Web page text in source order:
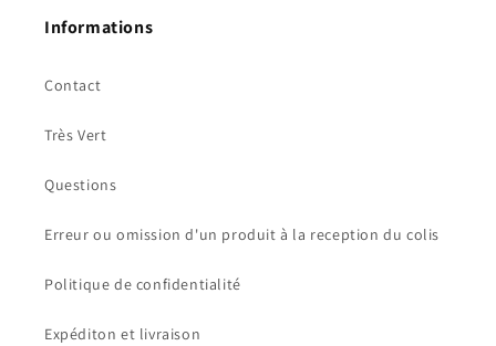
Informations
Contact
Très Vert
Questions
Erreur ou omission d'un produit à la reception du colis
Politique de confidentialité
Expéditon et livraison